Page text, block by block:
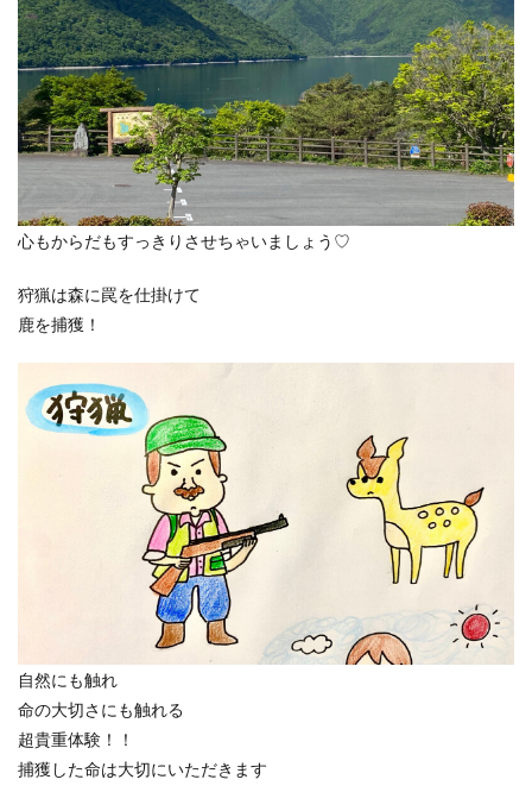
心もからだもすっきりさせちゃいましょう♡
狩猟は森に罠を仕掛けて
鹿を捕獲！
自然にも触れ
命の大切さにも触れる
超貴重体験！！
捕獲した命は大切にいただきます